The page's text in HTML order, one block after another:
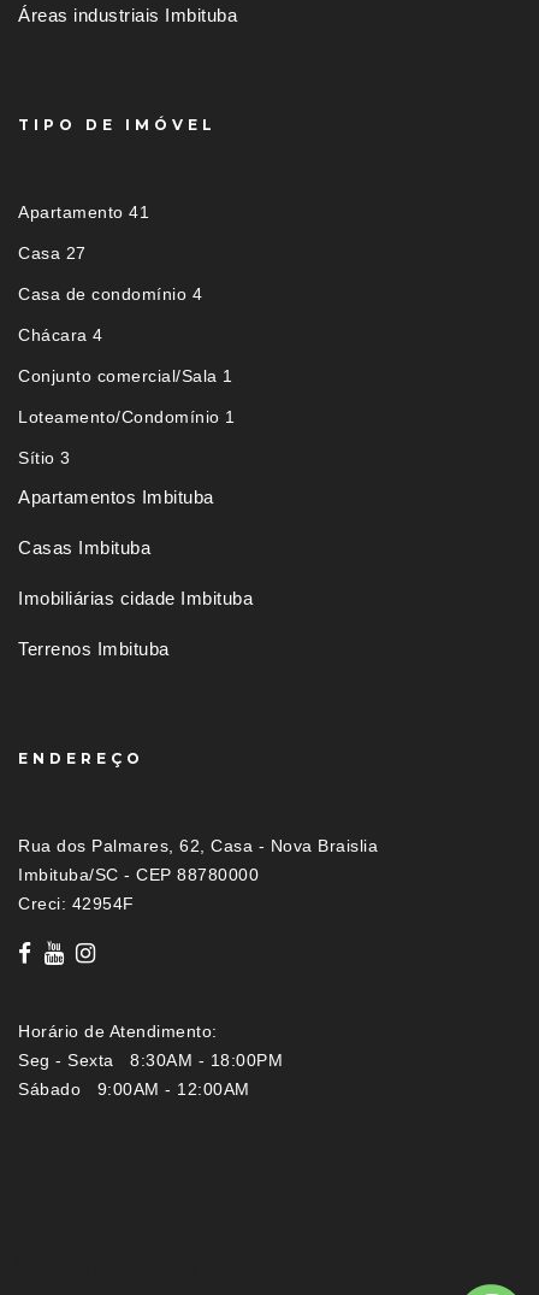
Áreas industriais Imbituba
TIPO DE IMÓVEL
Apartamento 41
Casa 27
Casa de condomínio 4
Chácara 4
Conjunto comercial/Sala 1
Loteamento/Condomínio 1
Sítio 3
Apartamentos Imbituba
Casas Imbituba
Imobiliárias cidade Imbituba
Terrenos Imbituba
ENDEREÇO
Rua dos Palmares, 62, Casa - Nova Braislia
Imbituba/SC - CEP 88780000
Creci: 42954F
Horário de Atendimento:
Seg - Sexta 8:30AM - 18:00PM
Sábado 9:00AM - 12:00AM